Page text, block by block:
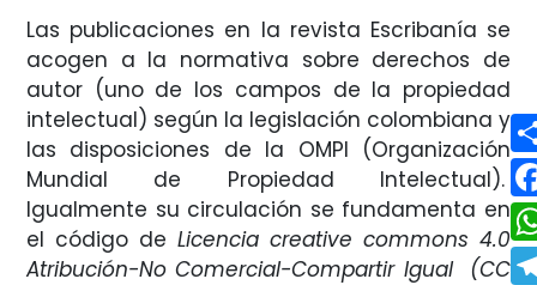
Las publicaciones en la revista Escribanía se
acogen a la normativa sobre derechos de
autor (uno de los campos de la propiedad
intelectual) según la legislación colombiana y
las disposiciones de la OMPI (Organización
Mundial de Propiedad Intelectual).
Igualmente su circulación se fundamenta en
el código de Licencia creative commons 4.0
Atribución-No Comercial-Compartir Igual (CC